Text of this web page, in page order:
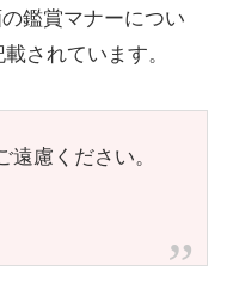
鑑賞マナーについ
されています。
慮ください。